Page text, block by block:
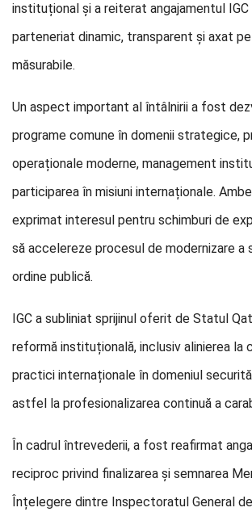
instituțional și a reiterat angajamentul IGC
parteneriat dinamic, transparent și axat
măsurabile.
Un aspect important al întâlnirii a fost
programe comune în domenii strategice,
operaționale moderne, management
participarea în misiuni internaționale.
exprimat interesul pentru schimburi de
să accelereze procesul de modernizare a
ordine publică.
IGC a subliniat sprijinul oferit de Statul
reformă instituțională, inclusiv alinierea la
practici internaționale în domeniul
astfel la profesionalizarea continuă a
În cadrul întrevederii, a fost reafirmat
reciproc privind finalizarea și semnarea
Înțelegere dintre Inspectoratul General de